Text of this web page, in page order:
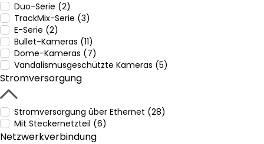
Duo-Serie (2)
TrackMix-Serie (3)
E-Serie (2)
Bullet-Kameras (11)
Dome-Kameras (7)
Vandalismusgeschützte Kameras (5)
Stromversorgung
Stromversorgung über Ethernet (28)
Mit Steckernetzteil (6)
Netzwerkverbindung